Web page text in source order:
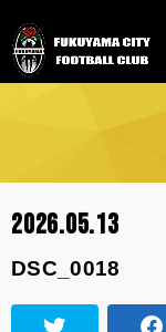
2026.05.13
DSC_0018